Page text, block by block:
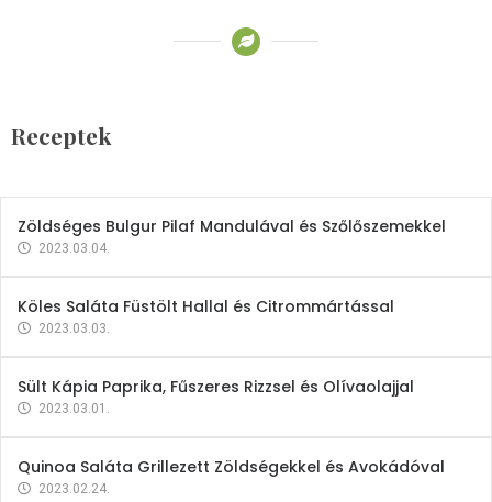
Receptek
2023.03.06.
Zöldséges Bulgur Pilaf Mandulával és Szőlőszemekkel
2023.03.04.
Köles Saláta Füstölt Hallal és Citrommártással
2023.03.03.
Sült Kápia Paprika, Fűszeres Rizzsel és Olívaolajjal
2023.03.01.
Quinoa Saláta Grillezett Zöldségekkel és Avokádóval
2023.02.24.